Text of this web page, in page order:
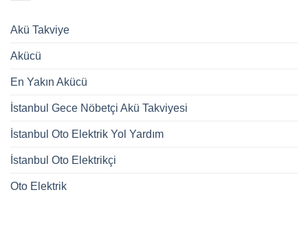
Akü Takviye
Akücü
En Yakın Akücü
İstanbul Gece Nöbetçi Akü Takviyesi
İstanbul Oto Elektrik Yol Yardım
İstanbul Oto Elektrikçi
Oto Elektrik